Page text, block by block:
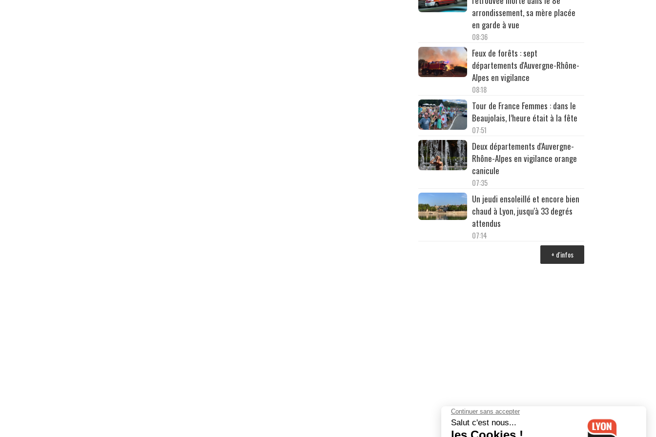
arrondissement, sa mère placée
en garde à vue
08:36
Feux de forêts : sept
départements d'Auvergne-Rhône-
Alpes en vigilance
08:18
Tour de France Femmes : dans le
Beaujolais, l’heure était à la fête
07:51
Deux départements d'Auvergne-
Rhône-Alpes en vigilance orange
canicule
07:35
Un jeudi ensoleillé et encore bien
chaud à Lyon, jusqu'à 33 degrés
attendus
07:14
+ d'infos